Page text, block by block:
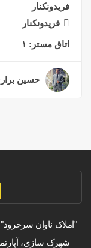
فریدونکنار
فریدونکنار
اتاق مستر: ۱
حسین
"املاک ناوان
شهرک سازی،